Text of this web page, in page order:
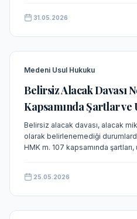
31.05.2026
Medeni Usul Hukuku
Belirsiz Alacak Davası
Kapsamında Şartlar
Belirsiz alacak davası, alacak
olarak belirlenemediği
HMK m. 107 kapsamında
25.05.2026